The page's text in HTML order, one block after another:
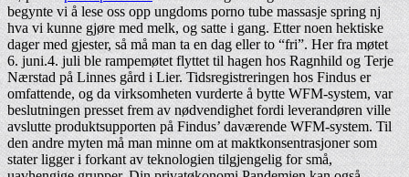
begynte vi å lese oss opp ungdoms porno tube massasje spring nj
hva vi kunne gjøre med melk, og satte i gang. Etter noen hektiske
dager med gjester, så må man ta en dag eller to “fri”. Her fra møtet
6. juni.4. juli ble rampemøtet flyttet til hagen hos Ragnhild og Terje
Nærstad på Linnes gård i Lier. Tidsregistreringen hos Findus er
omfattende, og da virksomheten vurderte å bytte WFM-system, var
beslutningen presset frem av nødvendighet fordi leverandøren ville
avslutte produktsupporten på Findus’ daværende WFM-system. Til
den andre myten må man minne om at maktkonsentrasjoner som
stater ligger i forkant av teknologien tilgjengelig for små,